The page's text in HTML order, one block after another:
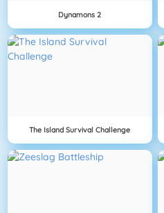
Dynamons 2
The Island Survival Challenge